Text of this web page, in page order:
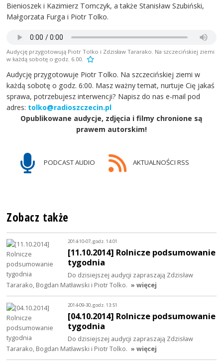
Bienioszek i Kazimierz Tomczyk, a także Stanisław Szubiński,
Małgorzata Furga i Piotr Tolko.
Audycję przygotowują Piotr Tolko i Zdzisław Tararako. Na szczecińskiej ziemi
w każdą sobotę o godz. 6.00.
Audycję przygotowuje Piotr Tolko. Na szczecińskiej ziemi w
każdą sobotę o godz. 6:00. Masz ważny temat, nurtuje Cię jakaś
sprawa, potrzebujesz interwencji? Napisz do nas e-mail pod
adres: tolko@radioszczecin.pl
Opublikowane audycje, zdjęcia i filmy chronione są
prawem autorskim!
PODCAST AUDIO AKTUALNOŚCI RSS
Zobacz także
2014-10-07, godz. 14:01
[11.10.2014] Rolnicze podsumowanie
tygodnia
Do dzisiejszej audycji zapraszają Zdzisław
Tararako, Bogdan Matławski i Piotr Tolko. » więcej
2014-09-30, godz. 13:51
[04.10.2014] Rolnicze podsumowanie
tygodnia
Do dzisiejszej audycji zapraszają Zdzisław
Tararako, Bogdan Matławski i Piotr Tolko. » więcej